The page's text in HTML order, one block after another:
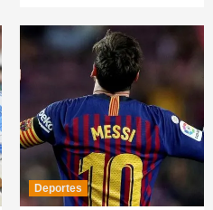
Deportes